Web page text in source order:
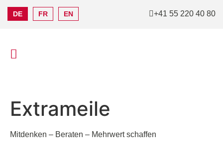
DE FR EN +41 55 220 40 80
Extrameile
Mitdenken – Beraten – Mehrwert schaffen